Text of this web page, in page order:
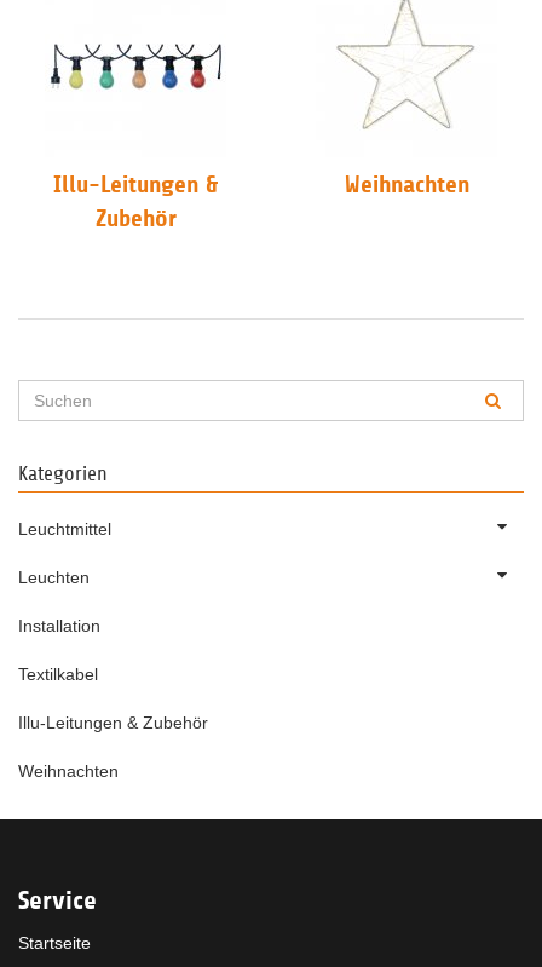
Illu-Leitungen &
Zubehör
Weihnachten
Kategorien
Leuchtmittel
Leuchten
Installation
Textilkabel
Illu-Leitungen & Zubehör
Weihnachten
Service
Startseite